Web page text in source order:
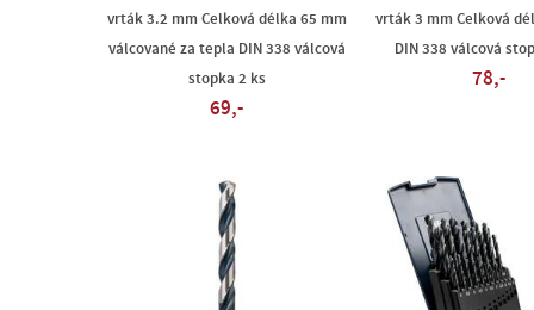
vrták 3.2 mm Celková délka 65 mm
válcované za tepla DIN 338 válcová
stopka 2 ks
69,-
vrták 3 mm Celková
DIN 338 válcová
78,-